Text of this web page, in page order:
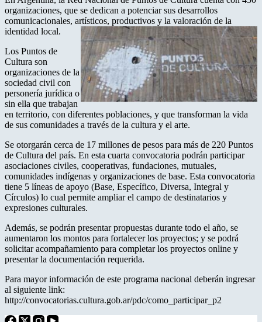
organizaciones, que se dedican a potenciar sus desarrollos
comunicacionales, artísticos, productivos y la valoración de la
identidad local.
Los Puntos de
Cultura son
organizaciones de la
sociedad civil con
personería jurídica o
sin ella que trabajan
en territorio, con diferentes poblaciones, y que transforman la vida
de sus comunidades a través de la cultura y el arte.
Se otorgarán cerca de 17 millones de pesos para más de 220 Puntos
de Cultura del país. En esta cuarta convocatoria podrán participar
asociaciones civiles, cooperativas, fundaciones, mutuales,
comunidades indígenas y organizaciones de base. Esta convocatoria
tiene 5 líneas de apoyo (Base, Específico, Diversa, Integral y
Círculos) lo cual permite ampliar el campo de destinatarios y
expresiones culturales.
Además, se podrán presentar propuestas durante todo el año, se
aumentaron los montos para fortalecer los proyectos; y se podrá
solicitar acompañamiento para completar los proyectos online y
presentar la documentación requerida.
Para mayor información de este programa nacional deberán ingresar
al siguiente link:
http://convocatorias.cultura.gob.ar/pdc/como_participar_p2